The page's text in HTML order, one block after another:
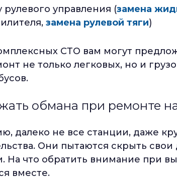
рулевого управления (замена
замена рулевой тяги)
СТО вам могут
не только легковых, но и
обмана при ремонте
далеко не все станции, даже
Они пытаются скрыть
На что обратить внимание при
вместе.